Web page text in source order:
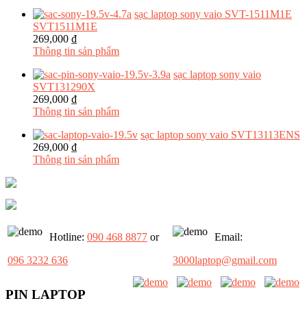
sạc laptop sony vaio SVT-1511M1E
SVT1511M1E
269,000 ₫
Thông tin sản phẩm
sạc laptop sony vaio
SVT131290X
269,000 ₫
Thông tin sản phẩm
sạc laptop sony vaio SVT13113ENS
269,000 ₫
Thông tin sản phẩm
Hotline: 090 468 8877 or
096 3232 636
Email:
3000laptop@gmail.com
PIN LAPTOP